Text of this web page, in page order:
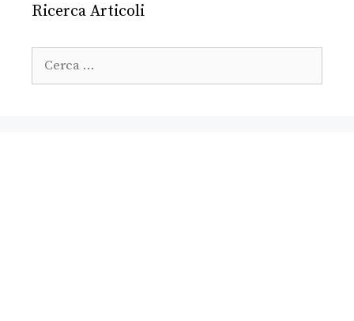
Ricerca Articoli